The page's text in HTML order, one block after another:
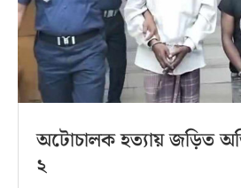
অটোচালক হত্যায় জড়িত
২